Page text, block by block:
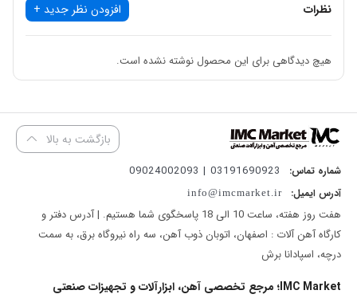
کارواش 140 بار دینامی کنزاکس KPW-2140 یک دستگاه کارواش
نیمه‌صنعتی است که می‌توان آن را برای استفاده‌های خانگی یا کاربری‌های
نیمه‌صنعتی به کار گرفت. در حقیقت کاربرد اصلی این دستگاه برای خانه و
کارواش سبک و قابل‌حمل اما کارآمد نیازمندند می‌توانند این محصول را
خریداری کنند.
در بسیاری مواقع می‌توان این دستگاه را در کارواش‌های بزرگ و صنعتی
نیز پیدا کرد؛ دلیل آن این است که می‌توان در شرایط خاص آن را به کار
گرفت و از قدرت و کارایی بالای آن بهره برد.
کارواش 140 بار دینامی کنزاکس KPW-2140 به سبب بهره‌مندی از موتور
پرقدرت و همچنین طراحی فوق‌العاده، فشار خروجی آب آن بالا بوده و به
140 بار می‌رسد؛ این عددی عالی به شمار می‌آید و برای استفاده‌هایی که در
نظرات افزودن نظر جدید +
هیچ دیدگاهی برای این محصول نوشته نشده است.
بازگشت به بالا
شماره تماس: 03191690923 | 09024002093
آدرس ایمیل: info@imcmarket.ir
هفت روز هفته، ساعت 10 الی 18 پاسخگوی شما هستیم. | آدرس دفتر و
کارگاه آهن آلات : اصفهان، اتوبان ذوب آهن، سه راه نیروگاه برق، به سمت
درچه، اسپادانا برش
IMC Market؛ مرجع تخصصی آهن، ابزارآلات و تجهیزات صنعتی